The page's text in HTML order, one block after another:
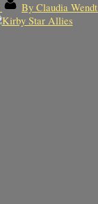
By Claudia Wendt